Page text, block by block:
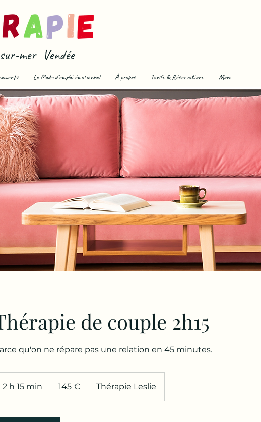
mer Vendée
Le Mode d'emploi émotionnel À propos Tarifs & Réservations More
de couple 2h15
qu'on ne répare pas une relation en 45 minutes.
2 h 15 min
h
145 € Thérapie Leslie